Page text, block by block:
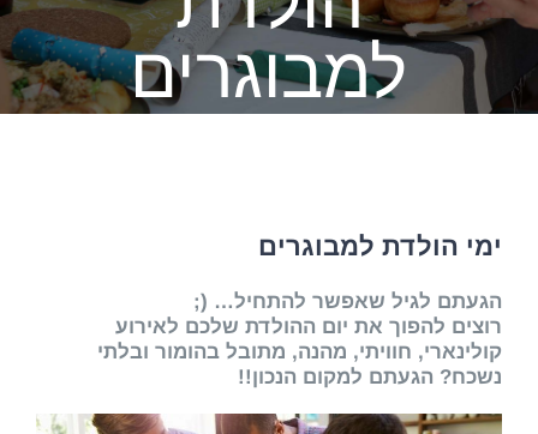
למבוגרים
ימי הולדת למבוגרים
הגעתם לגיל שאפשר להתחיל… (;
רוצים להפוך את יום ההולדת שלכם לאירוע
קולינארי, חוויתי, מהנה, מתובל בהומור ובלתי
נשכח? הגעתם למקום הנכון!!